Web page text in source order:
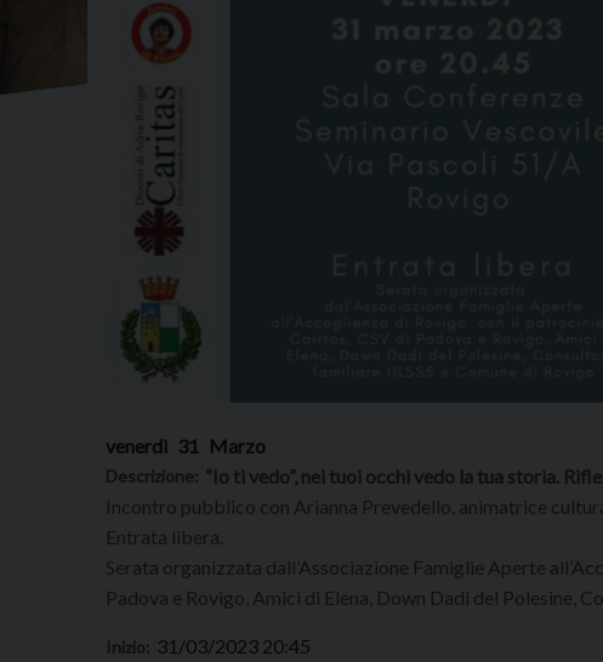
venerdì 31 Marzo
Descrizione: “Io ti vedo”, nei tuoi occhi vedo la tua storia.
Incontro pubblico con Arianna Prevedello, animatrice
Entrata libera.
Serata organizzata dall’Associazione Famiglie Aperte
Padova e Rovigo, Amici di Elena, Down Dadi del Polesine,
Inizio: 31/03/2023 20:45